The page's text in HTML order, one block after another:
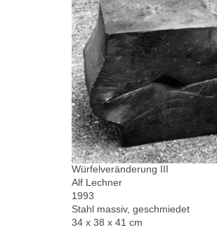
Würfelveränderung III
Alf Lechner
1993
Stahl massiv, geschmiedet
34 x 38 x 41 cm